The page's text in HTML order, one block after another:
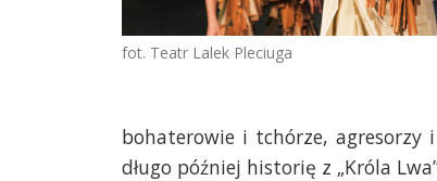
fot. Teatr Lalek Pleciuga
bohaterowie i tchórze, agresorzy
długo później historię z „Króla